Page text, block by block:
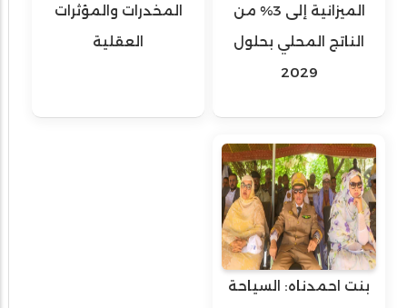
الميزانية إلى 3% من
الناتج المحلي بحلول
2029
المخدرات والمؤثرات
العقلية
بنت احمدناه: السياحة